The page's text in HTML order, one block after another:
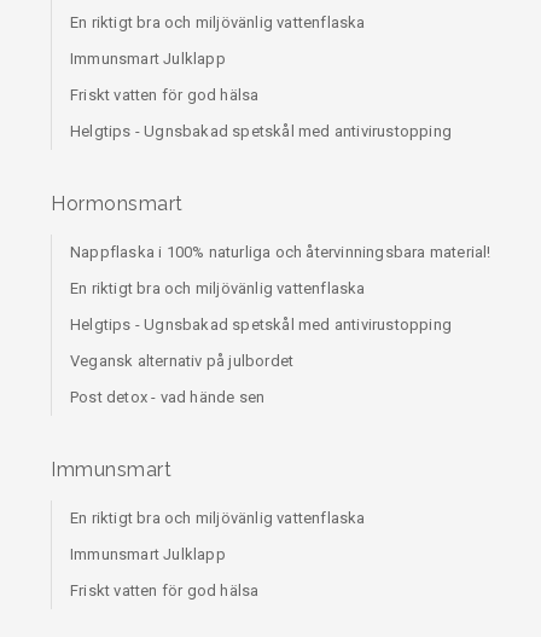
En riktigt bra och miljövänlig vattenflaska
Immunsmart Julklapp
Friskt vatten för god hälsa
Helgtips - Ugnsbakad spetskål med antivirustopping
Hormonsmart
Nappflaska i 100% naturliga och återvinningsbara material!
En riktigt bra och miljövänlig vattenflaska
Helgtips - Ugnsbakad spetskål med antivirustopping
Vegansk alternativ på julbordet
Post detox - vad hände sen
Immunsmart
En riktigt bra och miljövänlig vattenflaska
Immunsmart Julklapp
Friskt vatten för god hälsa